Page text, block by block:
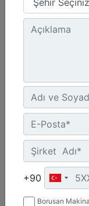
50.8
+90
Borusan